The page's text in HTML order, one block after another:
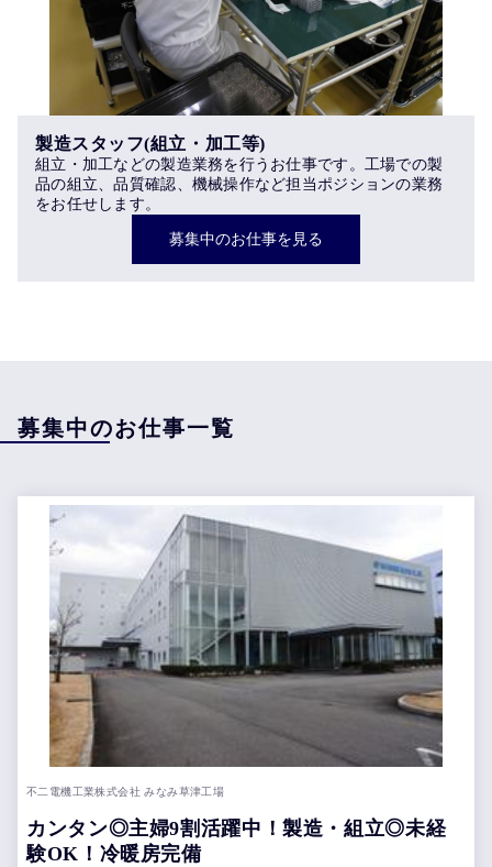
製造スタッフ(組立・加工等)
組立・加工などの製造業務を行うお仕事です。工場での製
品の組立、品質確認、機械操作など担当ポジションの業務
をお任せします。
募集中のお仕事を見る
募集中のお仕事一覧
不二電機工業株式会社 みなみ草津工場
カンタン◎主婦9割活躍中！製造・組立◎未経
験OK！冷暖房完備